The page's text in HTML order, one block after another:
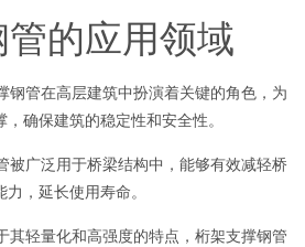
的应用领域
钢管在高层建筑中扮演着关键的角色，为
确保建筑的稳定性和安全性。
被广泛用于桥梁结构中，能够有效减轻桥
，延长使用寿命。
其轻量化和高强度的特点，桁架支撑钢管